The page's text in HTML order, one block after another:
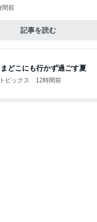
間前
記事を読む
どこにも行かず過ごす夏
ピックス 12時間前